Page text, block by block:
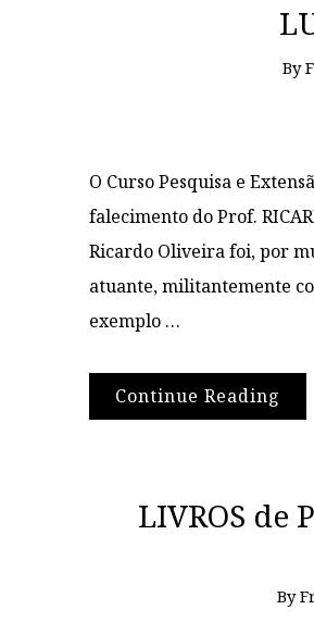
By
O Curso Pesquisa e
falecimento do Prof.
Ricardo Oliveira foi, por
atuante, militantemente
exemplo …
Continue Reading
LIVROS de
By